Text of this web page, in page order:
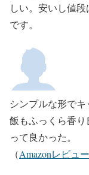
しい。安いし値
です。
シンプルな形で
飯もふっくら香
って良かった。
（Amazonレビュー